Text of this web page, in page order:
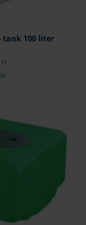
tank 100 liter